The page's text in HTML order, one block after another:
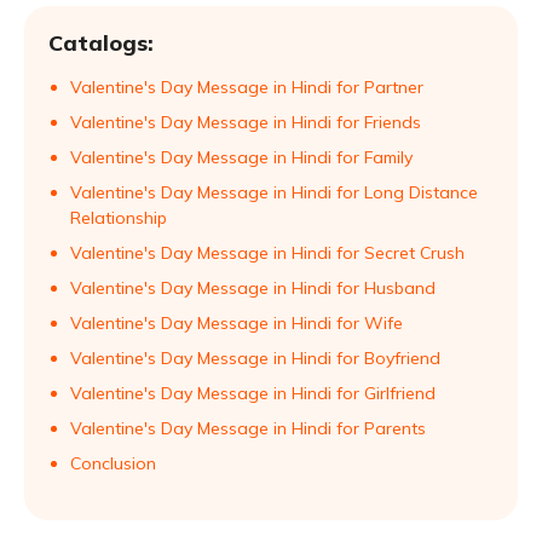
Catalogs:
Valentine's Day Message in Hindi for Partner
Valentine's Day Message in Hindi for Friends
Valentine's Day Message in Hindi for Family
Valentine's Day Message in Hindi for Long Distance
Relationship
Valentine's Day Message in Hindi for Secret Crush
Valentine's Day Message in Hindi for Husband
Valentine's Day Message in Hindi for Wife
Valentine's Day Message in Hindi for Boyfriend
Valentine's Day Message in Hindi for Girlfriend
Valentine's Day Message in Hindi for Parents
Conclusion